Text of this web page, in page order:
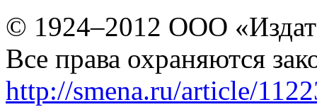
© 1924–2012 ООО
Все права охраняются
http://smena.ru/article/